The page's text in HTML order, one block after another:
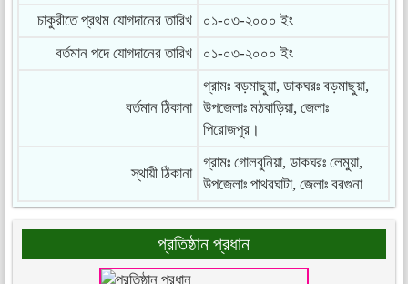
চাকুরীতে প্রথম যোগদানের তারিখ
০১-০৩-২০০০ ইং
বর্তমান পদে যোগদানের তারিখ
০১-০৩-২০০০ ইং
বর্তমান ঠিকানা
গ্রামঃ বড়মাছুয়া, ডাকঘরঃ বড়মাছুয়া,
উপজেলাঃ মঠবাড়িয়া, জেলাঃ
পিরোজপুর।
স্থায়ী ঠিকানা
গ্রামঃ গোলবুনিয়া, ডাকঘরঃ লেমুয়া,
উপজেলাঃ পাথরঘাটা, জেলাঃ বরগুনা
প্রতিষ্ঠান প্রধান